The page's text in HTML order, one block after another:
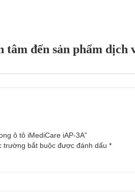
tâm đến sản phẩm dịch
ô tô iMediCare iAP-3A”
trường bắt buộc được đánh dấu *